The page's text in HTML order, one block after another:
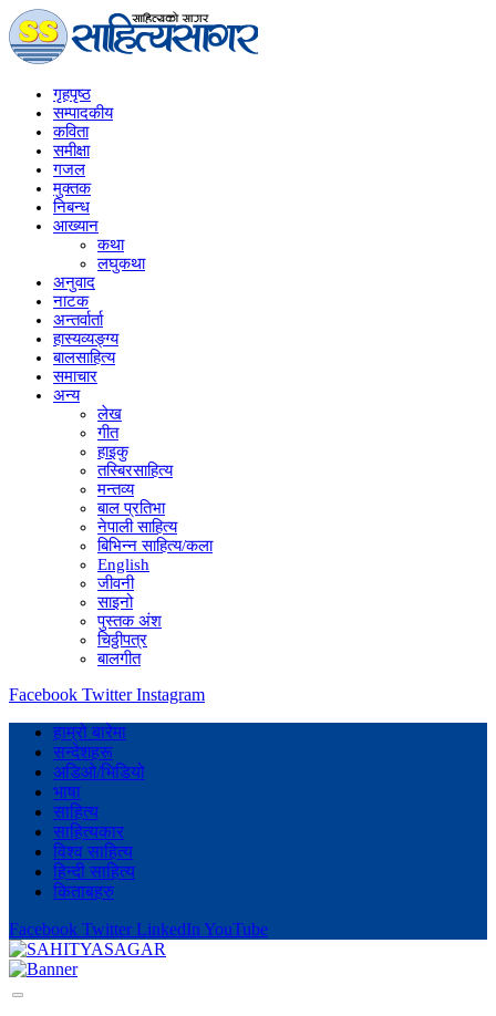
गृहपृष्‍ठ
सम्पादकीय
कविता
समीक्षा
गजल
मुक्तक
निबन्ध
आख्यान
कथा
लघुकथा
अनुवाद
नाटक
अन्तर्वार्ता
हास्यव्यङ्ग्य
बालसाहित्य
समाचार
अन्य
लेख
गीत
हाइकु
तस्बिरसाहित्य
मन्तव्य
बाल प्रतिभा
नेपाली साहित्य
बिभिन्न साहित्य/कला
English
जीवनी
साइनो
पुस्तक अंश
चिठ्ठीपत्र
बालगीत
Facebook Twitter Instagram
हाम्रो बारेमा
सन्देशहरू
अडिओ/भिडियो
भाषा
साहित्य
साहित्यकार
विश्व साहित्य
हिन्दी साहित्य
किताबहरु
Facebook Twitter LinkedIn YouTube